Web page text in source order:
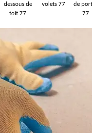
dessous de
toit 77
volets 77
de
77